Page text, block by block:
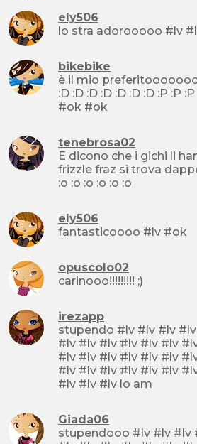
ely506
lo stra
bikebike
è il mio
:D :D :D :D :D :D :D :P :P :P :P ;) ;) ;) ;) #ok #ok
#ok #ok
tenebrosa02
E dicono che i gichi li
frizzle fraz si trova
:o :o :o :o :o :o
ely506
fantasticoooo #lv #ok
opuscolo02
carinooo!!!!!!!!! ;)
irezapp
stupendo #lv #lv #lv #lv #lv #lv #lv #lv #lv
#lv #lv #lv #lv #lv #lv #lv #lv #lv #lv #lv #lv
#lv #lv #lv #lv #lv #lv #lv bellissimo #lv #lv
#lv #lv #lv #lv #lv #lv #lv #lv #lv #lv #lv #lv
#lv #lv #lv lo am
Giada06
stupendooo #lv #lv #lv #lv #lv #lv #lv #lv